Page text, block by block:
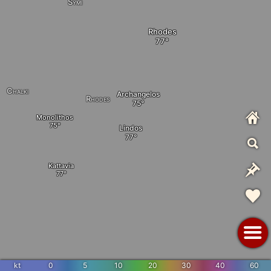
Kattavia
Rhodes
Archangelos
Lindos
Monolithos
Chalki
Rhodes
kt 0 5 10 20 30 40 60